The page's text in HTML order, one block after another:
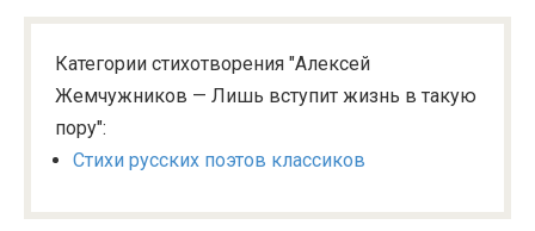
Категории стихотворения "Алексей
Жемчужников — Лишь вступит жизнь в такую
пору":
Стихи русских поэтов классиков